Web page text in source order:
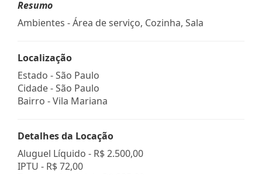
Resumo
Ambientes - Área de serviço, Cozinha, Sala
Localização
Estado -São Paulo
Cidade -São Paulo
Bairro -Vila Mariana
Detalhes da Locação
Aluguel Líquido - R$ 2.500,00
IPTU - R$ 72,00